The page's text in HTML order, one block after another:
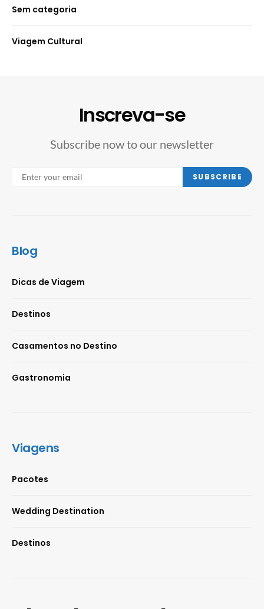
Sem categoria
Viagem Cultural
Inscreva-se
Subscribe now to our newsletter
SUBSCRIBE
Blog
Dicas de Viagem
Destinos
Casamentos no Destino
Gastronomia
Viagens
Pacotes
Wedding Destination
Destinos